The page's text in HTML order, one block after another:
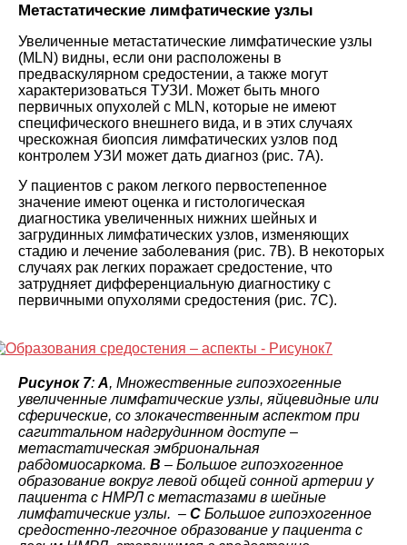
Метастатические лимфатические узлы
Увеличенные метастатические лимфатические узлы
(MLN) видны, если они расположены в
предваскулярном средостении, а также могут
характеризоваться ТУЗИ. Может быть много
первичных опухолей с MLN, которые не имеют
специфического внешнего вида, и в этих случаях
чрескожная биопсия лимфатических узлов под
контролем УЗИ может дать диагноз (рис. 7A).
У пациентов с раком легкого первостепенное
значение имеют оценка и гистологическая
диагностика увеличенных нижних шейных и
загрудинных лимфатических узлов, изменяющих
стадию и лечение заболевания (рис. 7B). В некоторых
случаях рак легких поражает средостение, что
затрудняет дифференциальную диагностику с
первичными опухолями средостения (рис. 7C).
Рисунок 7: A, Множественные гипоэхогенные
увеличенные лимфатические узлы, яйцевидные или
сферические, со злокачественным аспектом при
сагиттальном надгрудинном доступе –
метастатическая эмбриональная
рабдомиосаркома. B – Большое гипоэхогенное
образование вокруг левой общей сонной артерии у
пациента с НМРЛ с метастазами в шейные
лимфатические узлы. – C Большое гипоэхогенное
средостенно-легочное образование у пациента с